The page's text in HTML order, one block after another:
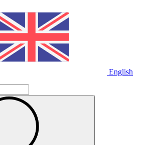
English